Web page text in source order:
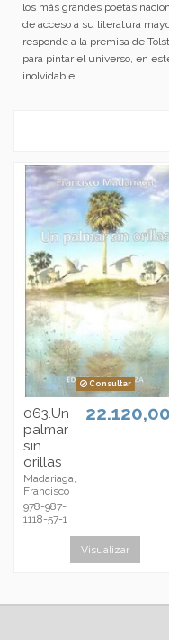
los más grandes poetas
de acceso a su literatura
responde a la premisa de
para pintar el universo, en
inolvidable.
Consultar
063.Un
palmar
sin
orillas
Madariaga,
Francisco
978-987-
1118-57-1
Visualizar